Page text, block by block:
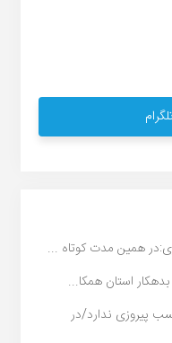
همین مدت کوتاه ...
استان همکا...
پیروزی ندارد/در